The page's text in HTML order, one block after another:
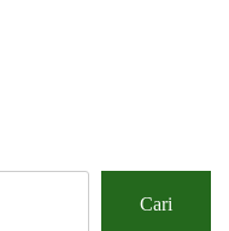
Cari